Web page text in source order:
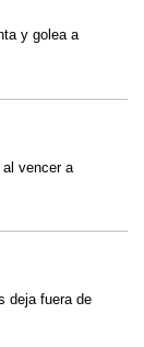
y golea a
vencer a
deja fuera de